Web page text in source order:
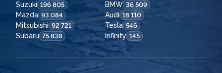
Suzuki 196 805 BMW 36 509
Mazda 93 084 Audi 18 110
Mitsubishi 92 721 Tesla 546
Subaru 75 838 Infinity 145